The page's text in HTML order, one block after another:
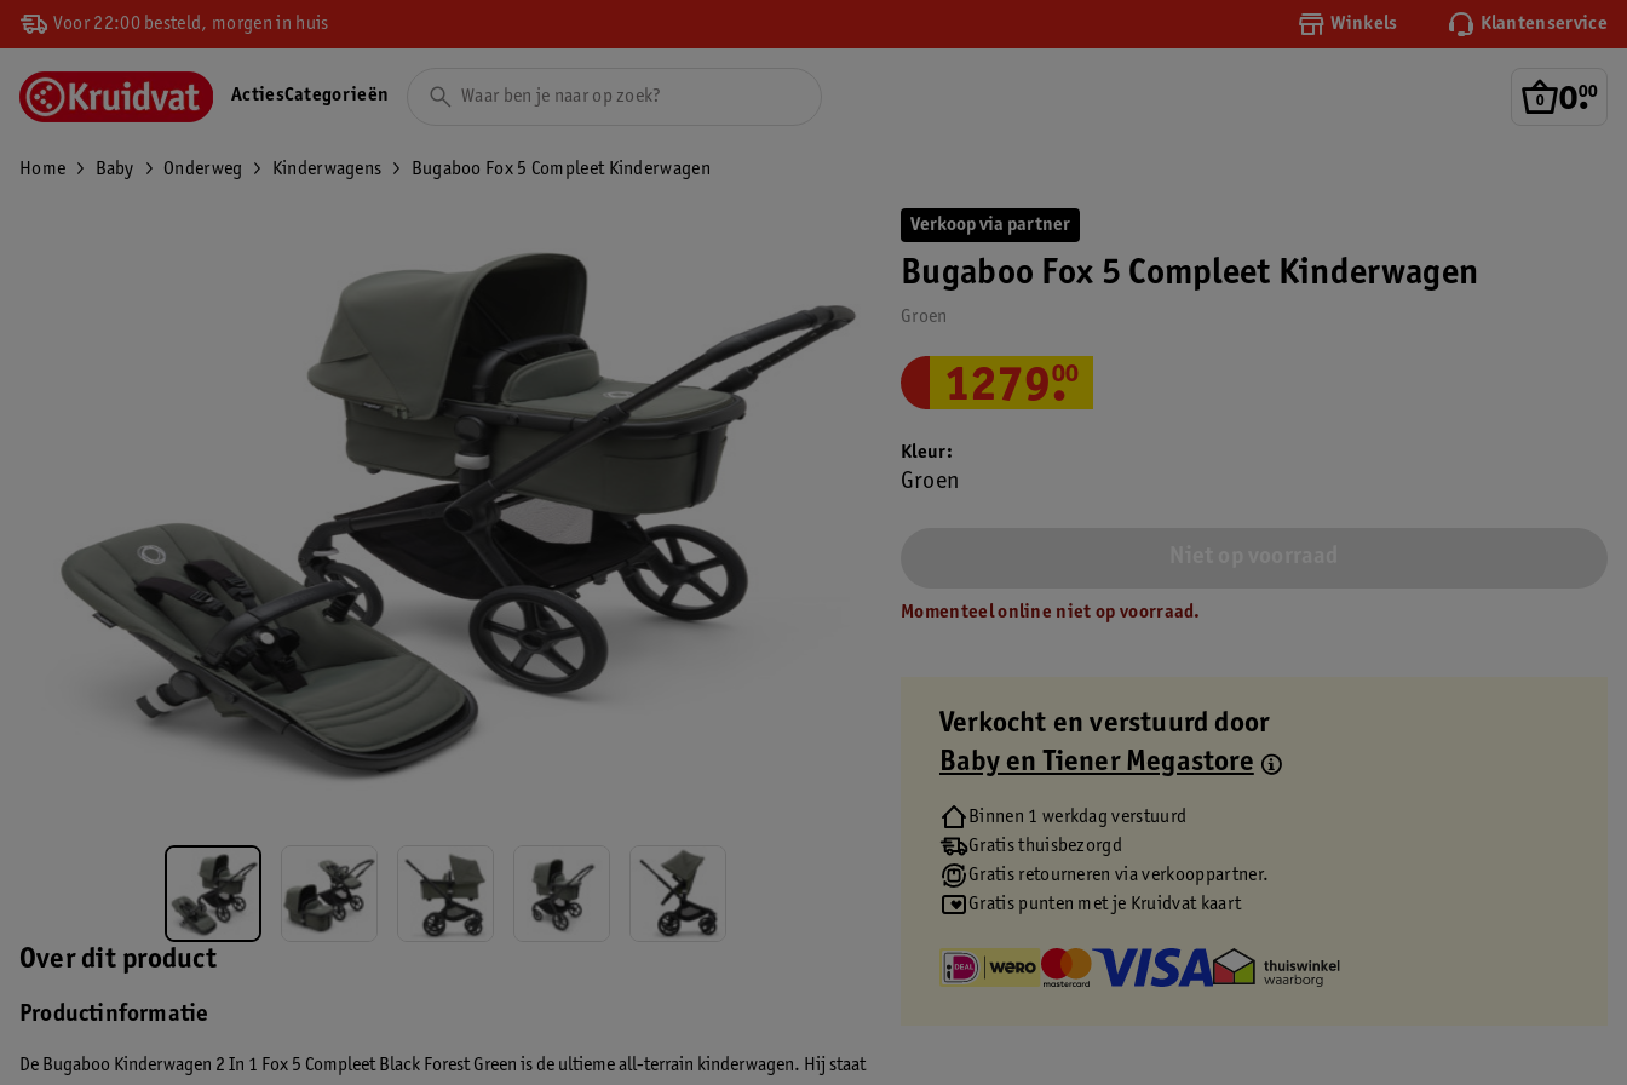
Voor 22:00 besteld, morgen in huis Winkels Klantenservice
0.
00
ActiesCategorieën
Home Baby Onderweg Kinderwagens Bugaboo Fox 5 Compleet Kinderwagen
Over dit product
Productinformatie
De Bugaboo Kinderwagen 2 In 1 Fox 5 Compleet Black Forest Green is de ultieme all-terrain kinderwagen. Hij staat
Verkoop via partner
Bugaboo Fox 5 Compleet Kinderwagen
Groen
1279.
00
Kleur
Groen
Momenteel online niet op voorraad.
Verkocht en verstuurd door
Baby en Tiener Megastore
Binnen 1 werkdag verstuurd
Gratis thuisbezorgd
Gratis retourneren via verkooppartner.
Gratis punten met je Kruidvat kaart